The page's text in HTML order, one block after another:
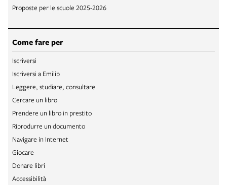
Proposte per le scuole 2025-2026
Come fare per
Iscriversi
Iscriversi a Emilib
Leggere, studiare, consultare
Cercare un libro
Prendere un libro in prestito
Riprodurre un documento
Navigare in Internet
Giocare
Donare libri
Accessibilità